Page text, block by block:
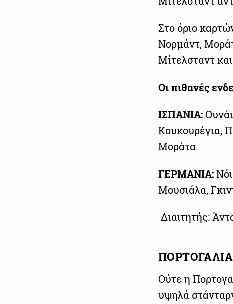
Στο όριο
Νορμάντ,
Μίτελσταντ
Οι πιθανές
ΙΣΠΑΝΙΑ:
Κουκουρέγια,
Μοράτα.
ΓΕΡΜΑΝΙΑ:
Μουσιάλα,
Διαιτητής:
Ούτε η
υψηλά